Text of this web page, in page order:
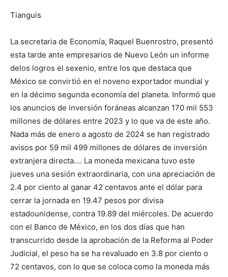
Tianguis
La secretaria de Economía, Raquel Buenrostro, presentó
esta tarde ante empresarios de Nuevo León un informe
delos logros el sexenio, entre los que destaca que
México se convirtió en el noveno exportador mundial y
en la décimo segunda economía del planeta. Informó que
los anuncios de inversión foráneas alcanzan 170 mil 553
millones de dólares entre 2023 y lo que va de este año.
Nada más de enero a agosto de 2024 se han registrado
avisos por 59 mil 499 millones de dólares de inversión
extranjera directa…. La moneda mexicana tuvo este
jueves una sesión extraordinaria, con una apreciación de
2.4 por ciento al ganar 42 centavos ante el dólar para
cerrar la jornada en 19.47 pesos por divisa
estadounidense, contra 19.89 del miércoles. De acuerdo
con el Banco de México, en los dos días que han
transcurrido desde la aprobación de la Reforma al Poder
Judicial, el peso ha se ha revaluado en 3.8 por ciento o
72 centavos, con lo que se coloca como la moneda más